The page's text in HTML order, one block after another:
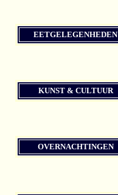
EETGELEGENHEDEN
KUNST & CULTUUR
OVERNACHTINGEN